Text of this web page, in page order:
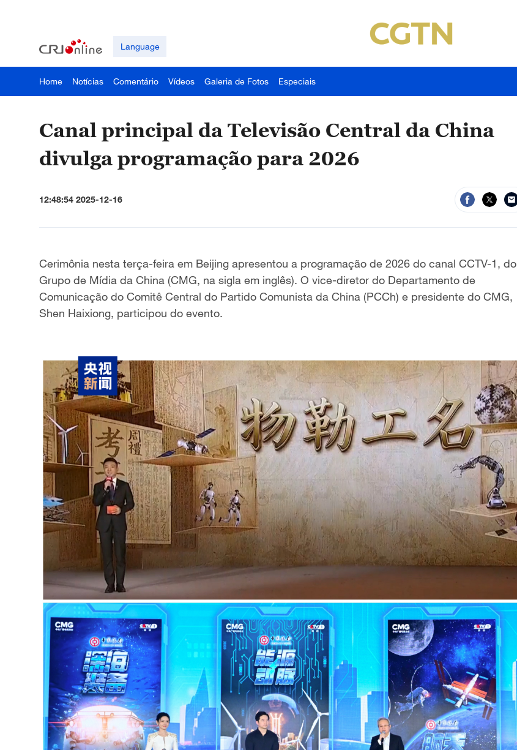
Language
Home Notícias Comentário Vídeos Galeria de Fotos Especiais
Canal principal da Televisão Central da China
divulga programação para 2026
12:48:54 2025-12-16
Cerimônia nesta terça-feira em Beijing apresentou a programação de 2026 do canal CCTV-1, do
Grupo de Mídia da China (CMG, na sigla em inglês). O vice-diretor do Departamento de
Comunicação do Comitê Central do Partido Comunista da China (PCCh) e presidente do CMG,
Shen Haixiong, participou do evento.